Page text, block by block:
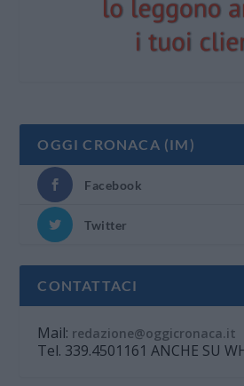
OGGI CRONACA (IM)
Facebook
Twitter
CONTATTACI
Mail: redazione@oggicronaca.it
Tel. 339.4501161 ANCHE SU